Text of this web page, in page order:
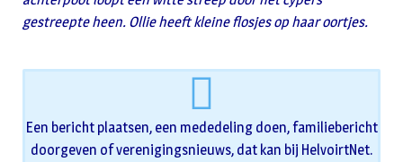
gestreepte heen. Ollie heeft kleine flosjes op haar oortjes.
Een bericht plaatsen, een mededeling doen, familiebericht
doorgeven of verenigingsnieuws, dat kan bij HelvoirtNet.